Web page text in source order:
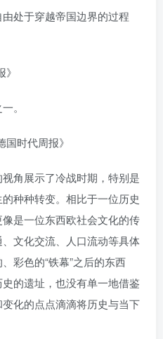
处于穿越帝国边界的过程
。
时代周报》
角展示了冷战时期，特别是
种种转变。相比于一位历史
是一位东西欧社会文化的传
文化交流、人口流动等具体
彩色的“铁幕”之后的东西
的遗址，也没有单一地借鉴
化的点点滴滴将历史与当下